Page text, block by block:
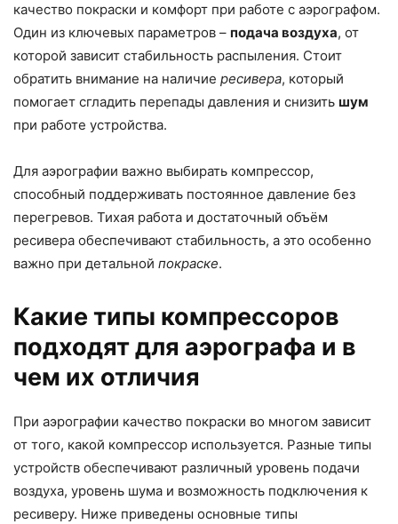
качество покраски и комфорт при работе с аэрографом.
Один из ключевых параметров – подача воздуха, от
которой зависит стабильность распыления. Стоит
обратить внимание на наличие ресивера, который
помогает сгладить перепады давления и снизить шум
при работе устройства.
Для аэрографии важно выбирать компрессор,
способный поддерживать постоянное давление без
перегревов. Тихая работа и достаточный объём
ресивера обеспечивают стабильность, а это особенно
важно при детальной покраске.
Какие типы компрессоров
подходят для аэрографа и в
чем их отличия
При аэрографии качество покраски во многом зависит
от того, какой компрессор используется. Разные типы
устройств обеспечивают различный уровень подачи
воздуха, уровень шума и возможность подключения к
ресиверу. Ниже приведены основные типы